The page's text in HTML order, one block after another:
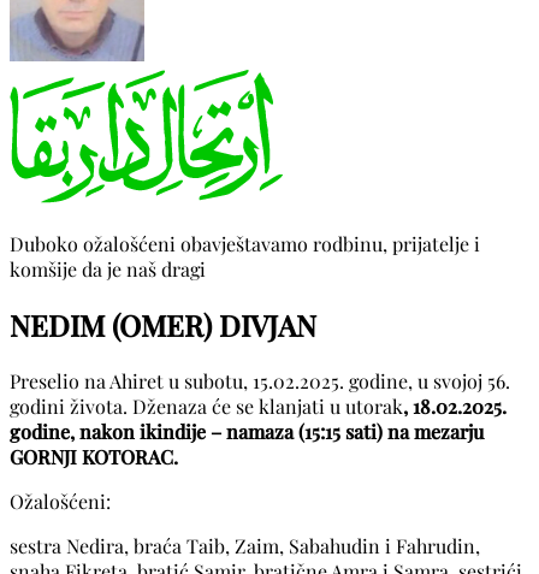
Duboko ožalošćeni obavještavamo rodbinu, prijatelje i
komšije da je naš dragi
NEDIM (OMER) DIVJAN
Preselio na Ahiret u subotu, 15.02.2025. godine, u svojoj 56.
godini života. Dženaza će se klanjati u utorak, 18.02.2025.
godine, nakon ikindije – namaza (15:15 sati) na mezarju
GORNJI KOTORAC.
Ožalošćeni:
sestra Nedira, braća Taib, Zaim, Sabahudin i Fahrudin,